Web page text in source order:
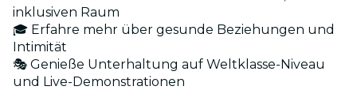
inklusiven Raum
🎓 Erfahre mehr über gesunde Beziehungen und
Intimität
🎭 Genieße Unterhaltung auf Weltklasse-Niveau
und Live-Demonstrationen